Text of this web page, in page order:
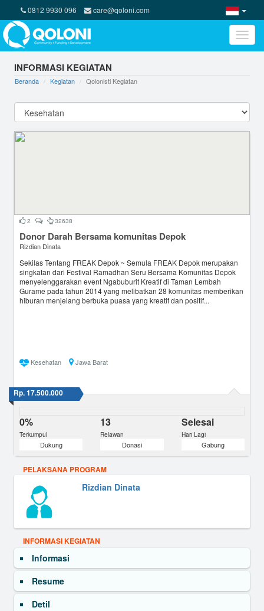
0812 9930 096 care@qoloni.com
Toggle
INFORMASI KEGIATAN
Beranda Kegiatan Qolonisti Kegiatan
2 32638
Donor Darah Bersama komunitas Depok
Rizdian Dinata
Sekilas Tentang FREAK Depok ~ Semula FREAK Depok merupakan
singkatan dari Festival Ramadhan Seru Bersama Komunitas Depok
menyelenggarakan event Ngabuburit Kreatif di Taman Lembah
Gurame pada tahun 2014 yang melibatkan 28 komunitas memberikan
hiburan menjelang berbuka puasa yang kreatif dan positif...
Kesehatan Jawa Barat
Rp. 17.500.000
0%
Terkumpul
13
Relawan
Selesai
Hari Lagi
Dukung Donasi Gabung
PELAKSANA PROGRAM
Rizdian Dinata
INFORMASI KEGIATAN
Informasi
Resume
Detil